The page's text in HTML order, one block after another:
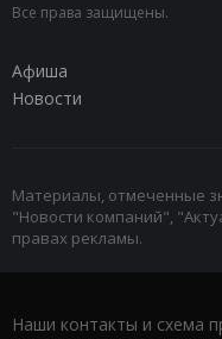
Все права защищены.
Афиша
Новости
Материалы, отмеченные
"Новости компаний",
правах рекламы.
Наши контакты и схема